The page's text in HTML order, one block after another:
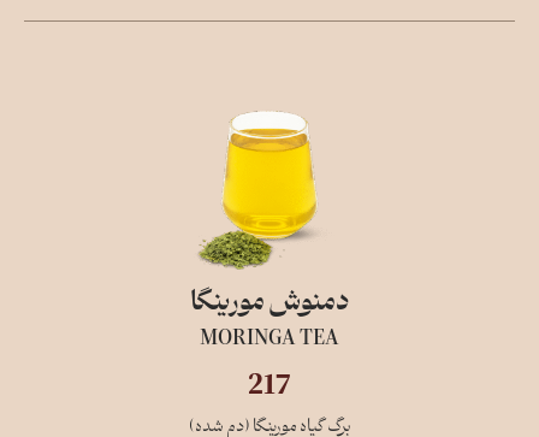
دمنوش مورینگا
MORINGA TEA
217
برگ گیاه مورینگا (دم شده)